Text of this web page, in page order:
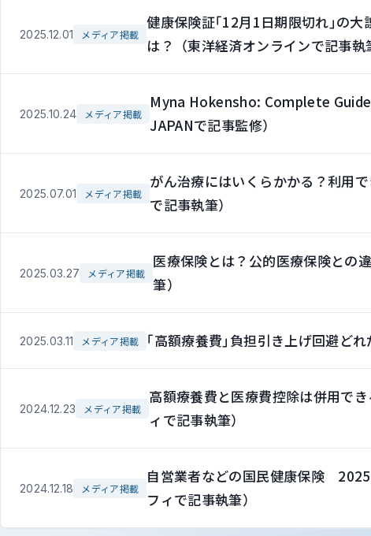
2025.12.01 メディア掲載
健康保険証｢12月1日期限切れ｣の大
は？（東洋経済オンラインで記事執
2025.10.24 メディア掲載
Myna Hokensho: Complete
JAPANで記事監修）
2025.07.01 メディア掲載
がん治療にはいくらかかる？利用
で記事執筆）
2025.03.27 メディア掲載
医療保険とは？公的医療保険との
筆）
2025.03.11 メディア掲載 ｢高額療養費｣負担引き上げ回避ど
2024.12.23 メディア掲載
高額療養費と医療費控除は併用で
ィで記事執筆）
2024.12.18 メディア掲載
自営業者などの国民健康保険
フィで記事執筆）